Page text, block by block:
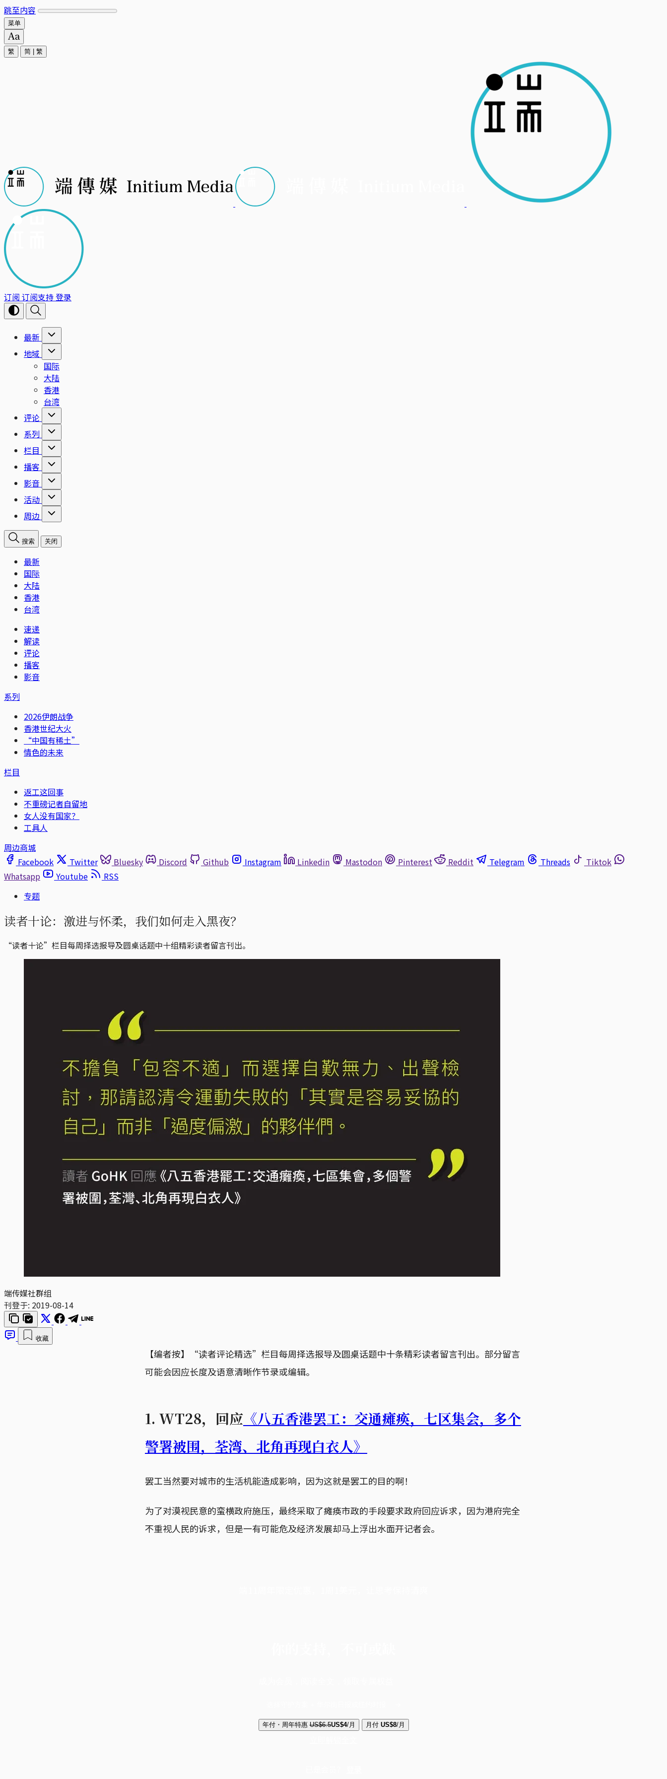
跳至内容
菜单
繁 简 繁
订阅 订阅支持登录
最新
地域
国际
大陆
香港
台湾
评论
系列
栏目
播客
影音
活动
周边
搜索 关闭
最新
国际
大陆
香港
台湾
速递
解读
评论
播客
影音
系列
2026伊朗战争
香港世纪大火
“中国有稀土”
情色的未来
栏目
返工这回事
不重磅记者自留地
女人没有国家？
工具人
周边商城
Facebook
Twitter Bluesky Discord Github Instagram Linkedin Mastodon Pinterest Reddit Telegram Threads
Tiktok
Whatsapp
Youtube
RSS
专题
读者十论：激进与怀柔，我们如何走入黑夜？
“读者十论”栏目每周择选报导及圆桌话题中十组精彩读者留言刊出。
端传媒社群组
刊登于: 2019-08-14
收藏
【编者按】“读者评论精选”栏目每周择选报导及圆桌话题中十条精彩读者留言刊出。部分留言
可能会因应长度及语意清晰作节录或编辑。
1. WT28，回应 《八五香港罢工：交通瘫痪，七区集会，多个
警署被围，荃湾、北角再现白衣人》
罢工当然要对城市的生活机能造成影响，因为这就是罢工的目的啊！
为了对漠视民意的蛮横政府施压，最终采取了瘫痪市政的手段要求政府回应诉求，因为港府完全
不重视人民的诉求，但是一有可能危及经济发展却马上浮出水面开记者会。
年付・周年特惠 US$6.5US$4/月 月付 US$8/月